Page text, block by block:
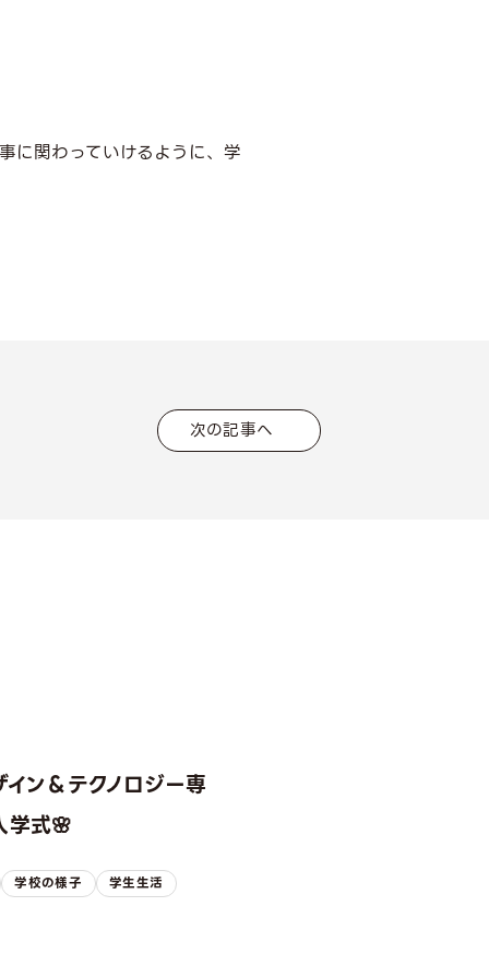
に関わっていけるように、学
次の記事へ
ン＆テクノロジー専
学式🌸
学校の様子 学生生活